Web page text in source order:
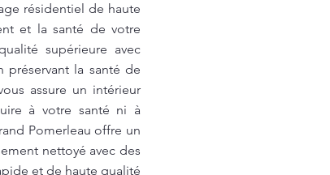
résidentiel de haute
et la santé de votre
supérieure avec
la santé de
assure un intérieur
à votre santé ni à
Pomerleau offre un
nettoyé avec des
et de haute qualité